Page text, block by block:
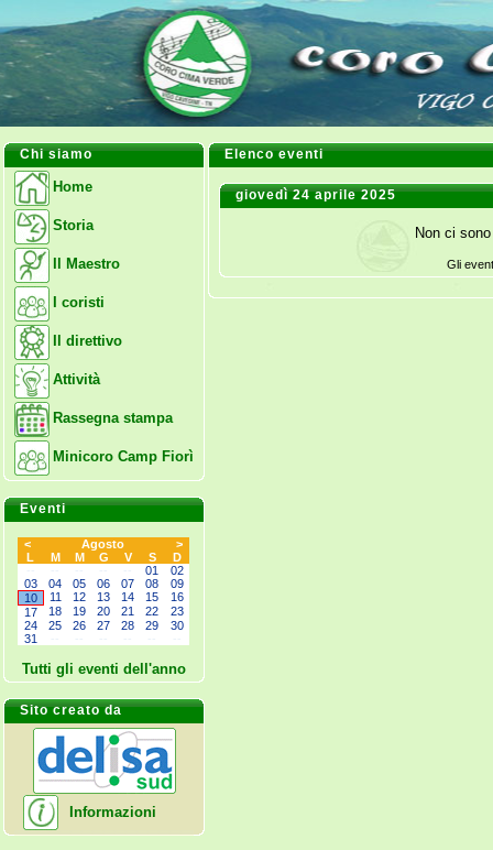
Chi siamo
Home
Storia
Il Maestro
I coristi
Il direttivo
Attività
Rassegna stampa
Minicoro Camp Fiorì
Eventi
< Agosto
>
L
M M G V S
D
01
02
03
04 05 06 07 08
09
10
11 12 13 14 15
16
17
18 19 20 21 22
23
24
25 26 27 28 29
30
31
Tutti gli eventi dell'anno
Sito creato da
Informazioni
Elenco eventi
giovedì 24 aprile 2025
Non ci
Gli